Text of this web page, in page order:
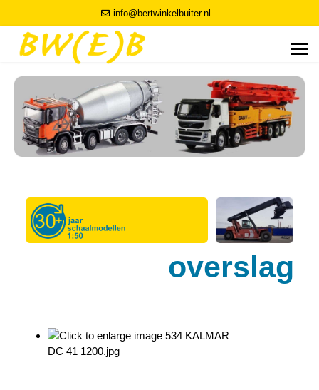
info@bertwinkelbuiter.nl
overslag